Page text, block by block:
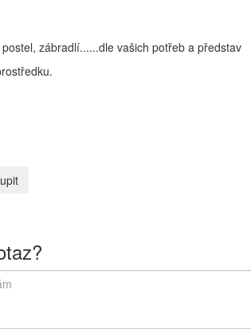
zábradlí......dle vašich potřeb a představ